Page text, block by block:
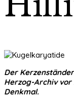
Der
Herzog-Archiv
Denkmal.